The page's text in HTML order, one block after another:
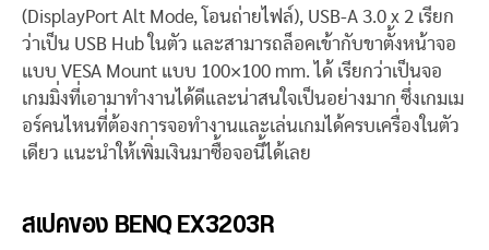
(DisplayPort Alt Mode, โอนถ่ายไฟล์), USB-A 3.0 x 2 เรียก
ว่าเป็น USB Hub ในตัว และสามารถล็อคเข้ากับขาตั้งหน้าจอ
แบบ VESA Mount แบบ 100×100 mm. ได้ เรียกว่าเป็นจอ
เกมมิ่งที่เอามาทำงานได้ดีและน่าสนใจเป็นอย่างมาก ซึ่งเกมเม
อร์คนไหนที่ต้องการจอทำงานและเล่นเกมได้ครบเครื่องในตัว
เดียว แนะนำให้เพิ่มเงินมาซื้อจอนี้ได้เลย
สเปคของ BENQ EX3203R